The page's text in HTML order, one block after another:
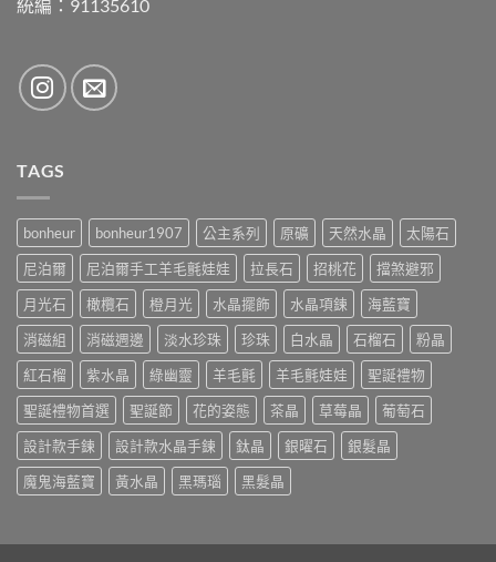
統編：91135610
TAGS
bonheur bonheur1907 公主系列 原礦 天然水晶
太陽石
尼泊爾
尼泊爾手工羊毛氈娃娃 拉長石 招桃花
擋煞避邪
月光石
橄欖石 橙月光 水晶擺飾 水晶項鍊
海藍寶
消磁組
消磁週邊 淡水珍珠 珍珠 白水晶 石榴石
粉晶
紅石榴
紫水晶 綠幽靈 羊毛氈 羊毛氈娃娃
聖誕禮物
聖誕禮物首選
聖誕節 花的姿態 茶晶 草莓晶
葡萄石
設計款手鍊
設計款水晶手鍊 鈦晶 銀曜石
銀髮晶
魔鬼海藍寶
黃水晶 黑瑪瑙 黑髮晶